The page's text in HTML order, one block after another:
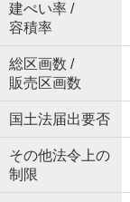
建ぺい率 /
容積率
総区画数 /
販売区画数
国土法届出要否
その他法令上の
制限